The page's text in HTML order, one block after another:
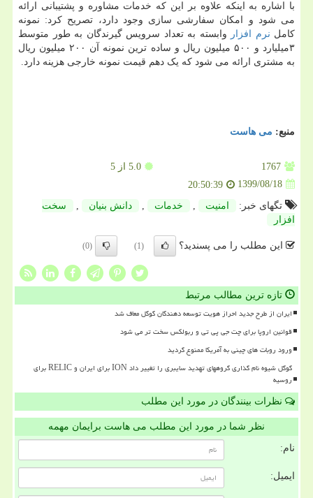
با اشاره به اینکه علاوه بر این که خدمات مشاوره و پشتیبانی ارائه
می شود و امکان سفارشی سازی وجود دارد، تصریح کرد: نمونه
کامل نرم افزار
وابسته به تعداد سرویس گیرندگان به طور متوسط
۳میلیارد و ۵۰۰ میلیون ریال و ساده ترین نمونه آن ۲۰۰ میلیون ریال
به مشتری ارائه می شود که یک دهم قیمت نمونه خارجی هزینه دارد.
منبع: می هاست
1767
5.0 از 5
1399/08/18
20:50:39
تگهای خبر:
امنیت , خدمات , دانش بنیان ,
سخت
افزار
این مطلب را می پسندید؟ (1)
(0)
تازه ترین مطالب مرتبط
ایران از طرح جدید احراز هویت توسعه دهندگان گوگل معاف شد
قوانین اروپا برای چت جی پی تی و ربولکس سخت تر می شود
ورود روبات های چینی به آمریکا ممنوع گردید
گوگل شیوه نام گذاری گروههای تهدید سایبری را تغییر داد ION برای ایران و RELIC برای
روسیه
نظرات بینندگان در مورد این مطلب
نظر شما در مورد این مطلب می هاست برایمان مهمه
نام:
ایمیل: